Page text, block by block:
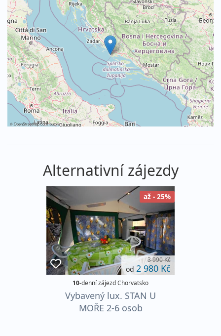
©OpenStreetMapcontributors
Alternativní zájezdy
až - 25%
3 990 Kč
od 2 980 Kč
10-denní zájezd Chorvatsko
Vybavený lux. STAN U
MOŘE 2-6 osob